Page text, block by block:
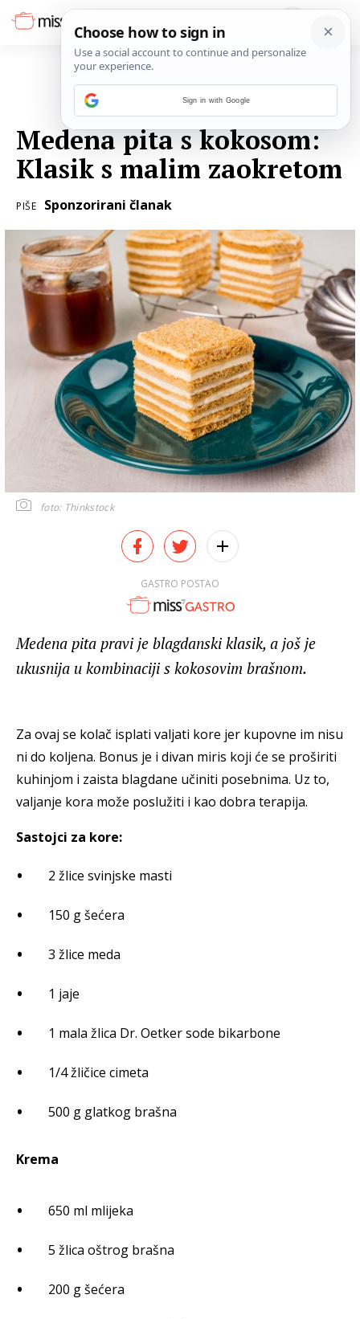
Medena pita s kokosom:
Klasik s malim zaokretom
PIŠE Sponzorirani članak
foto: Thinkstock
GASTRO POSTAO
Medena pita pravi je blagdanski klasik, a još je
ukusnija u kombinaciji s kokosovim brašnom.
Za ovaj se kolač isplati valjati kore jer kupovne im nisu
ni do koljena. Bonus je i divan miris koji će se proširiti
kuhinjom i zaista blagdane učiniti posebnima. Uz to,
valjanje kora može poslužiti i kao dobra terapija.
Sastojci za kore:
2 žlice svinjske masti
150 g šećera
3 žlice meda
1 jaje
1 mala žlica Dr. Oetker sode bikarbone
1/4 žličice cimeta
500 g glatkog brašna
Krema
650 ml mlijeka
5 žlica oštrog brašna
200 g šećera
Sign in with Google